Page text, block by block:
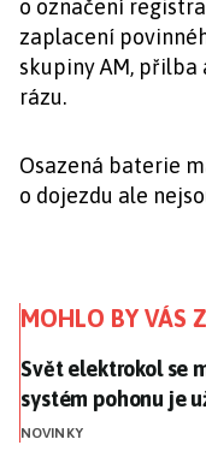
o označení
zaplacení
skupiny AM,
rázu.
Osazená baterie
o dojezdu ale
MOHLO BY VÁS
Svět elektrokol se
Svět elektrokol se
systém pohonu je
NOVINKY